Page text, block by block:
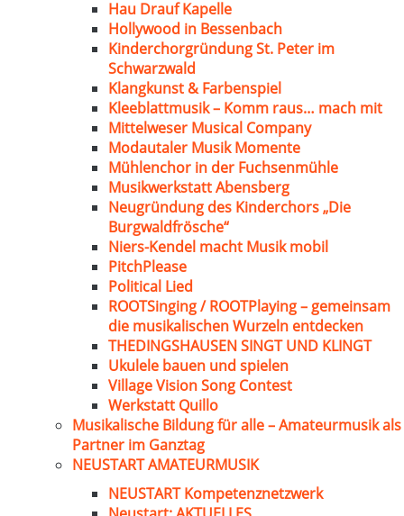
Hau Drauf Kapelle
Hollywood in Bessenbach
Kinderchorgründung St. Peter im
Schwarzwald
Klangkunst & Farbenspiel
Kleeblattmusik – Komm raus… mach mit
Mittelweser Musical Company
Modautaler Musik Momente
Mühlenchor in der Fuchsenmühle
Musikwerkstatt Abensberg
Neugründung des Kinderchors „Die
Burgwaldfrösche“
Niers-Kendel macht Musik mobil
PitchPlease
Political Lied
ROOTSinging / ROOTPlaying – gemeinsam
die musikalischen Wurzeln entdecken
THEDINGSHAUSEN SINGT UND KLINGT
Ukulele bauen und spielen
Village Vision Song Contest
Werkstatt Quillo
Musikalische Bildung für alle – Amateurmusik als
Partner im Ganztag
NEUSTART AMATEURMUSIK
NEUSTART Kompetenznetzwerk